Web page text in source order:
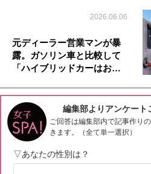
2026.06.06
元ディーラー営業マンが暴
露。ガソリン車と比較して
「ハイブリッドカーはお…